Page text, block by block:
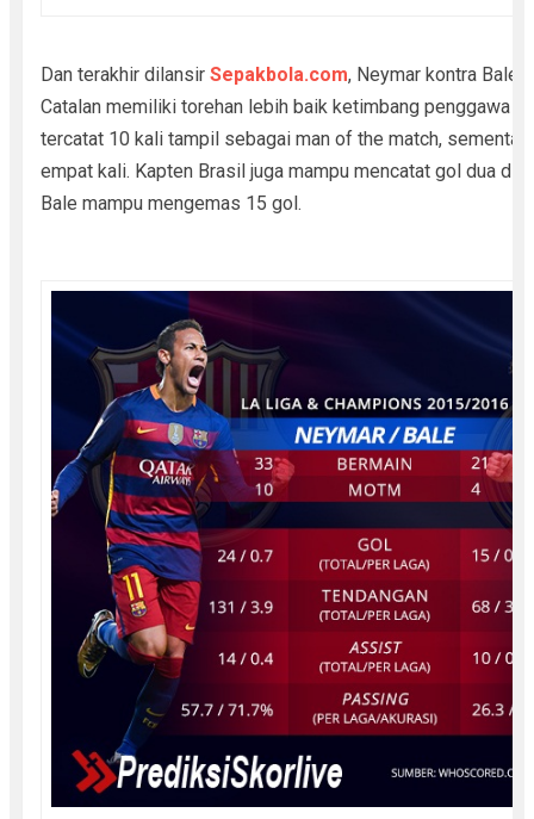
Dan terakhir dilansir Sepakbola.com, Neymar kontra Bale.
Catalan memiliki torehan lebih baik ketimbang penggawa
tercatat 10 kali tampil sebagai man of the match,
empat kali. Kapten Brasil juga mampu mencatat gol dua
Bale mampu mengemas 15 gol.